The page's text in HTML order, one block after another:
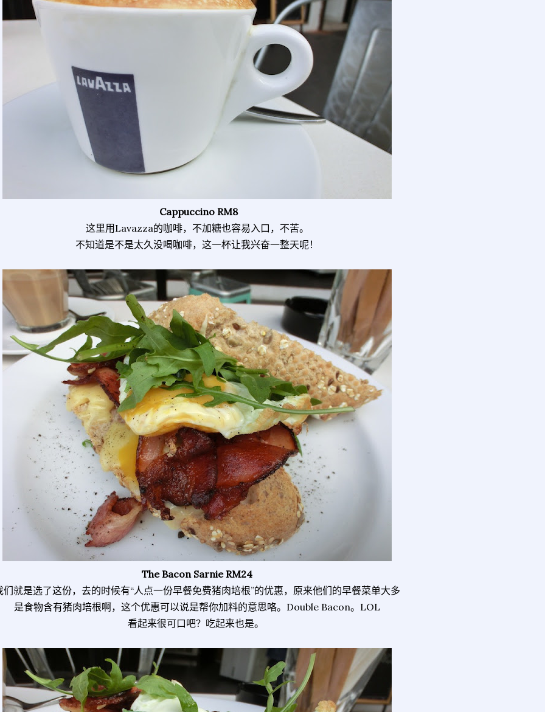
Cappuccino RM8
这里用Lavazza的咖啡，不加糖也容易入口，不苦。
不知道是不是太久没喝咖啡，这一杯让我兴奋一整天呢！
The Bacon Sarnie RM24
们就是选了这份，去的时候有“人点一份早餐免费猪肉培根”的优惠，原来他们的早餐菜单大多
是食物含有猪肉培根啊，这个优惠可以说是帮你加料的意思咯。Double Bacon。LOL
看起来很可口吧？吃起来也是。